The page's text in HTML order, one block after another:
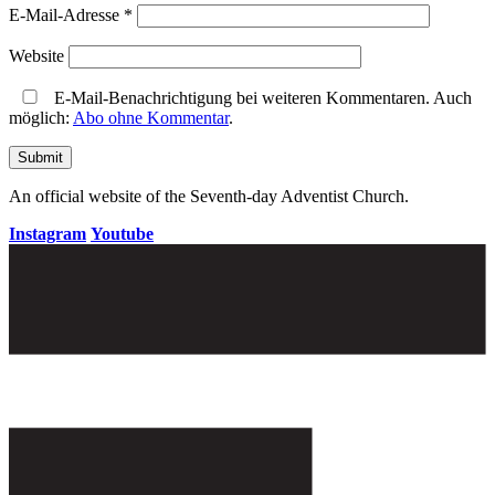
E-Mail-Adresse *
Website
E-Mail-Benachrichtigung bei weiteren Kommentaren. Auch
möglich: Abo ohne Kommentar.
An official website of the Seventh-day Adventist Church.
Instagram Youtube